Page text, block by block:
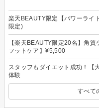
楽天BEAUTY限定【パワーライ
限定)
【楽天BEAUTY限定20名】角
フットケア】¥5,500
スタッフもダイエット成功！【
体験
すべて